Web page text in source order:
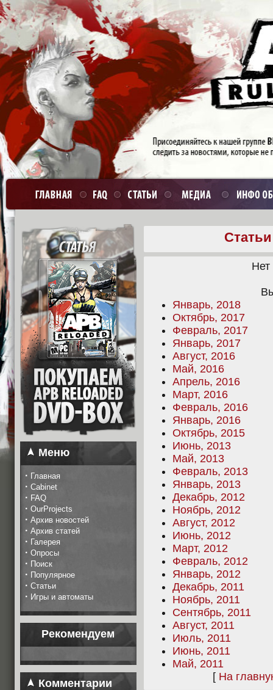
Меню
· Главная
· Cabinet
· FAQ
· OurProjects
· Архив новостей
· Архив статей
· Галерея
· Опросы
· Поиск
· Популярное
· Статьи
· Игры и автоматы
Рекомендуем
Комментарии
Нет
Январь, 2018
Октябрь, 2017
Февраль, 2017
Январь, 2017
Август, 2016
Май, 2016
Апрель, 2016
Март, 2016
Февраль, 2016
Январь, 2016
Октябрь, 2015
Июнь, 2013
Май, 2013
Февраль, 2013
Январь, 2013
Декабрь, 2012
Ноябрь, 2012
Август, 2012
Июнь, 2012
Март, 2012
Февраль, 2012
Январь, 2012
Декабрь, 2011
Ноябрь, 2011
Сентябрь, 2011
Август, 2011
Июль, 2011
Июнь, 2011
Май, 2011
[ На